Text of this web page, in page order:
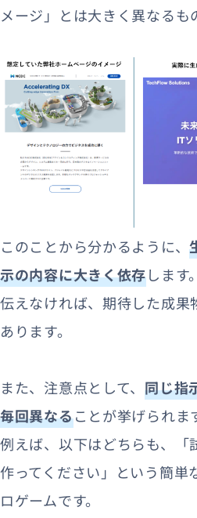
メージ」とは大きく異なるも
このことから分かるように、
示の内容に大きく依存します
伝えなければ、期待した成果
あります。
また、注意点として、同じ指
毎回異なることが挙げられま
例えば、以下はどちらも、「
作ってください」という簡単
ロゲームです。